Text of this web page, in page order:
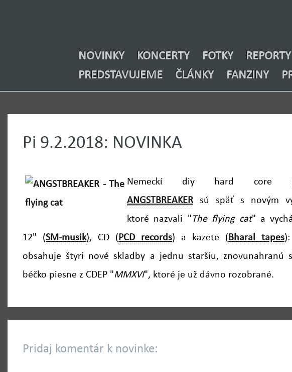
NOVINKY KONCERTY FOTKY REPORTY
PREDSTAVUJEME
ČLÁNKY FANZINY
Pi 9.2.2018: NOVINKA
Nemeckí diy hard core
ANGSTBREAKER sú späť s novým
ktoré nazvali " The flying cat" a
12" (SM-musik), CD (PCD records) a kazete (Bharal tapes
obsahuje štyri nové skladby a jednu staršiu, znovunahranú
béčko piesne z CDEP "MMXVI", ktoré je už dávno rozobrané.
Pridaj komentár k novinke: